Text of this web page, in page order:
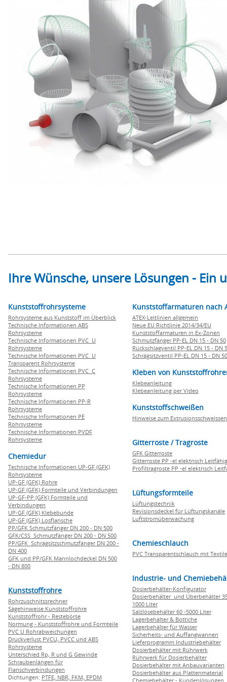
Ihre Wünsche, unsere Lösungen -
Kunststoffrohrsysteme
Rohrsysteme aus Kunststoff im Überblick
Technische Informationen ABS
Rohrsysteme
Technische Informationen PVC U
Rohrsysteme
Technische Informationen PVC U
Transparent Rohrsysteme
Technische Informationen PVC C
Rohrsysteme
Technische Informationen PP
Rohrsysteme
Technische Informationen PP-R
Rohrsysteme
Technische Informationen PE
Rohrsysteme
Technische Informationen PVDF
Rohrsysteme
Chemiedur
Technische Informationen UP-GF (GFK)
Rohrsysteme
UP-GF (GFK) Rohre
UP-GF (GFK) Formteile und Verbindungen
UP-GF-PP (GFK) Formteile und
Verbindungen
UP-GF (GFK) Klebebunde
UP-GF (GFK) Losflansche
PP/GFK Schmutzfänger DN 200 - DN 500
GFK/CSS Schmutzfänger DN 200 - DN 500
PP/GFK Schrägsitzschmutzfänger DN 200 -
DN 400
GFK und PP/GFK Mannlochdeckel DN 500
- DN 800
Kunststoffrohre
Rohrzuschnitssrechner
Sägehinweise Kunststoffrohre
Kunststoffrohr - Restebörse
Normung - Kunststoffrohre und Formteile
PVC U Rohrabweichungen
Druckverlust PVCU, PVCC und ABS
Rohrsysteme
Unterschied Rp, R und G Gewinde
Schraubenlängen für
Flanschverbindungen
Dichtungen: PTFE, NBR, FKM, EPDM
Kunststoffarmaturen nach
ATEX-Leitlinien allgemein
Neue EU Richtlinie 2014/34/EU
Kunststoffarmaturen in Ex-Zonen
Schmutzfänger PP-EL DN 15 - DN 50
Rückschlagventil PP-EL DN 15 - DN
Schrägsitzventil PP-EL DN 15 - DN 50
Kleben von
Klebeanleitung
Klebeanleitung per Video
Kunststoffschweißen
Hinweise zum Extrusionsschweissen
Gitterroste / Tragroste
GFK Gitterroste
Gitterroste PP -el elektrisch Leitfähig
Profiltragroste PP -el elektrisch
Lüftungsformteile
Lüftungstechnik
Revisionsdeckel für Lüftungskanäle
Luftstromüberwachung
Chemieschlauch
PVC Transparentschlauch mit
Industrie- und
Dosierbehälter-Konfigurator
Dosierbehälter und Überbehälter
1000 Liter
Salzlösebehälter 60 -5000 Liter
Lagerbehälter & Bottiche
Lagerbehälter für Wasser
Sicherheits- und Auffangwannen
Lieferprogramm Industriebehälter
Dosierbehälter mit Rührwerk
Rührwerk für Dosierbehälter
Dosierbehälter mit Anbauvarianten
Dosierbehälter aus Plattenmaterial
Chemiebehälter - Kundenlösungen